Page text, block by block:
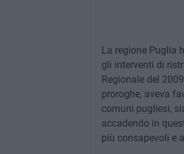
La regione Puglia
gli interventi di
Regionale del
proroghe, aveva
comuni pugliesi,
accadendo in
più consapevoli e